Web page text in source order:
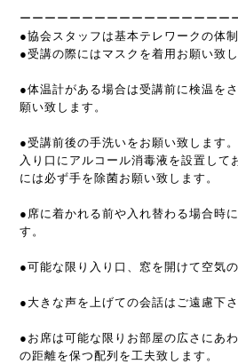
ーーーーーーーーーーーーーーーーー
●協会スタッフは基本テレワークの体
●受講の際にはマスクを着用お願い致し
●体温計がある場合は受講前に検温を
願い致します。
●受講前後の手洗いをお願い致します。
入り口にアルコール消毒液を設置して
には必ず手を除菌お願い致します。
●席に着かれる前や入れ替わる場合時
す。
●可能な限り入り口、窓を開けて空気
●大きな声を上げての会話はご遠慮下さ
●お席は可能な限りお部屋の広さにあ
の距離を保つ配列を工夫致します。